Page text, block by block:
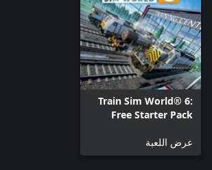
Train Sim World® 6:
Free Starter Pack
عرض اللعبة